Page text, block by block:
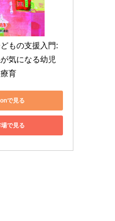
もの支援入門:
気になる幼児
育
で見る
で見る